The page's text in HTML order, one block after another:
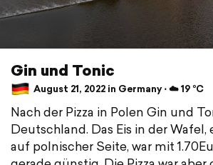
Gin und Tonic
August 21, 2022 in Germany ⋅ ☁️ 19 °C
Nach der Pizza in Polen Gin und
Deutschland. Das Eis in der Wafel,
auf polnischer Seite, war mit